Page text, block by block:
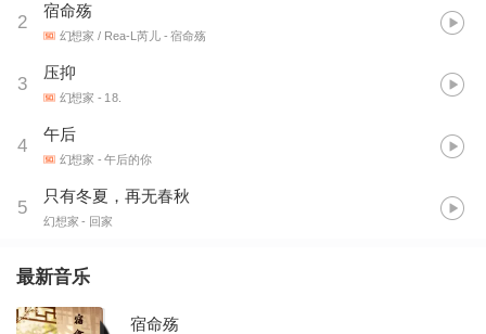
2
宿命殇
幻想家 / Rea-L芮儿 - 宿命殇
3
压抑
幻想家 - 18.
4
午后
幻想家 - 午后的你
5
只有冬夏，再无春秋
幻想家 - 回家
最新音乐
宿命殇